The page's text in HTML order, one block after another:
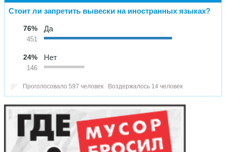
Стоит ли запретить вывески на иностранных языках?
76%
451
Да
24%
146
Нет
Проголосовало 597 человек Воздержалось 14 человек